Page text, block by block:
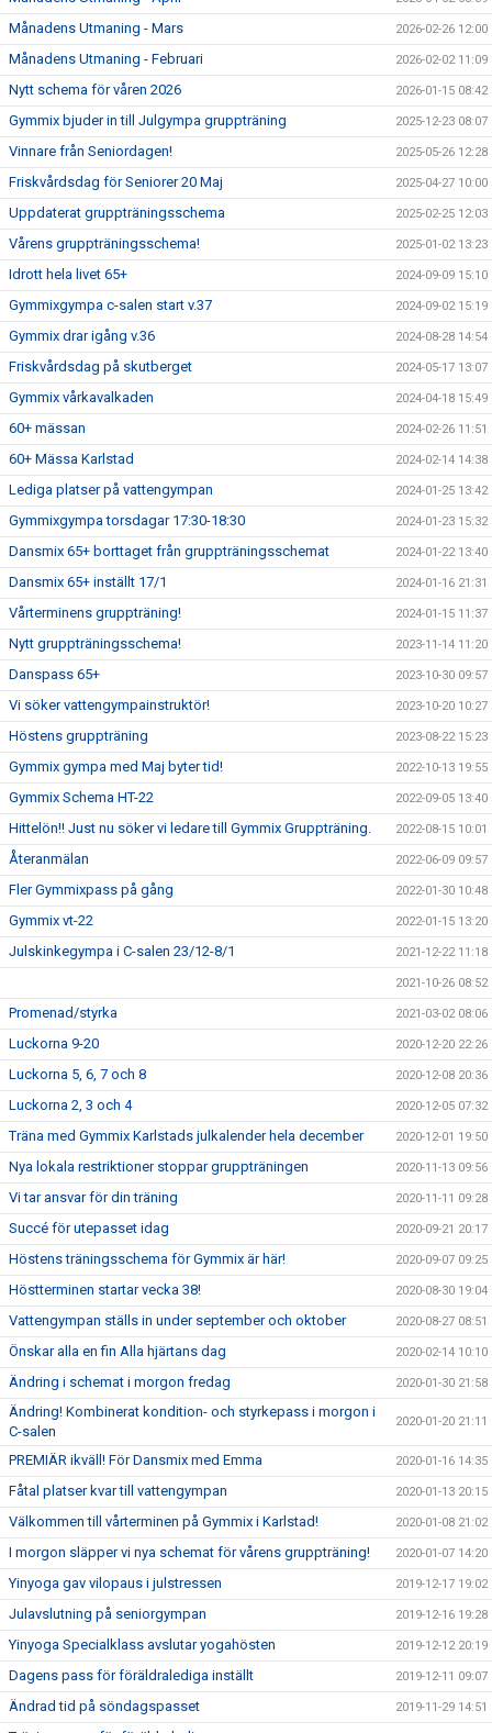
Månadens Utmaning - Mars 2026-02-26 12:00
Månadens Utmaning - Februari 2026-02-02 11:09
Nytt schema för våren 2026 2026-01-15 08:42
Gymmix bjuder in till Julgympa gruppträning 2025-12-23 08:07
Vinnare från Seniordagen! 2025-05-26 12:28
Friskvårdsdag för Seniorer 20 Maj 2025-04-27 10:00
Uppdaterat gruppträningsschema 2025-02-25 12:03
Vårens gruppträningsschema! 2025-01-02 13:23
Idrott hela livet 65+ 2024-09-09 15:10
Gymmixgympa c-salen start v.37 2024-09-02 15:19
Gymmix drar igång v.36 2024-08-28 14:54
Friskvårdsdag på skutberget 2024-05-17 13:07
Gymmix vårkavalkaden 2024-04-18 15:49
60+ mässan 2024-02-26 11:51
60+ Mässa Karlstad 2024-02-14 14:38
Lediga platser på vattengympan 2024-01-25 13:42
Gymmixgympa torsdagar 17:30-18:30 2024-01-23 15:32
Dansmix 65+ borttaget från gruppträningsschemat 2024-01-22 13:40
Dansmix 65+ inställt 17/1 2024-01-16 21:31
Vårterminens gruppträning! 2024-01-15 11:37
Nytt gruppträningsschema! 2023-11-14 11:20
Danspass 65+ 2023-10-30 09:57
Vi söker vattengympainstruktör! 2023-10-20 10:27
Höstens gruppträning 2023-08-22 15:23
Gymmix gympa med Maj byter tid! 2022-10-13 19:55
Gymmix Schema HT-22 2022-09-05 13:40
Hittelön!! Just nu söker vi ledare till Gymmix Gruppträning. 2022-08-15 10:01
Återanmälan 2022-06-09 09:57
Fler Gymmixpass på gång 2022-01-30 10:48
Gymmix vt-22 2022-01-15 13:20
Julskinkegympa i C-salen 23/12-8/1 2021-12-22 11:18
2021-10-26 08:52
Promenad/styrka 2021-03-02 08:06
Luckorna 9-20 2020-12-20 22:26
Luckorna 5, 6, 7 och 8 2020-12-08 20:36
Luckorna 2, 3 och 4 2020-12-05 07:32
Träna med Gymmix Karlstads julkalender hela december 2020-12-01 19:50
Nya lokala restriktioner stoppar gruppträningen 2020-11-13 09:56
Vi tar ansvar för din träning 2020-11-11 09:28
Succé för utepasset idag 2020-09-21 20:17
Höstens träningsschema för Gymmix är här! 2020-09-07 09:25
Höstterminen startar vecka 38! 2020-08-30 19:04
Vattengympan ställs in under september och oktober 2020-08-27 08:51
Önskar alla en fin Alla hjärtans dag 2020-02-14 10:10
Ändring i schemat i morgon fredag 2020-01-30 21:58
Ändring! Kombinerat kondition- och styrkepass i morgon i
C-salen
2020-01-20 21:11
PREMIÄR ikväll! För Dansmix med Emma 2020-01-16 14:35
Fåtal platser kvar till vattengympan 2020-01-13 20:15
Välkommen till vårterminen på Gymmix i Karlstad! 2020-01-08 21:02
I morgon släpper vi nya schemat för vårens gruppträning! 2020-01-07 14:20
Yinyoga gav vilopaus i julstressen 2019-12-17 19:02
Julavslutning på seniorgympan 2019-12-16 19:28
Yinyoga Specialklass avslutar yogahösten 2019-12-12 20:19
Dagens pass för föräldralediga inställt 2019-12-11 09:07
Ändrad tid på söndagspasset 2019-11-29 14:51